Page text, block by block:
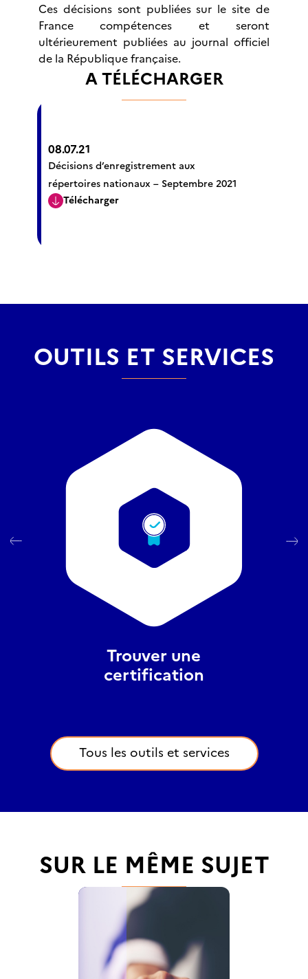
Ces décisions sont publiées sur le site de
France compétences et seront
ultérieurement publiées au journal officiel
de la République française.
A TÉLÉCHARGER
08.07.21
Décisions d’enregistrement aux
répertoires nationaux – Septembre 2021
Télécharger
OUTILS ET SERVICES
Trouver une
certification
Tous les outils et services
SUR LE MÊME SUJET